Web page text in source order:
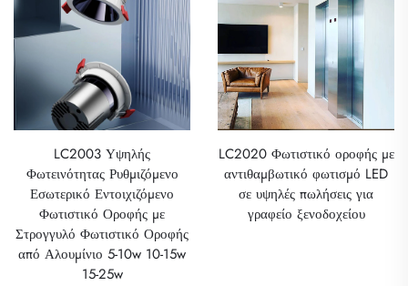
LC2003 Υψηλής
Φωτεινότητας Ρυθμιζόμενο
Εσωτερικό Εντοιχιζόμενο
Φωτιστικό Οροφής με
Στρογγυλό Φωτιστικό Οροφής
από Αλουμίνιο 5-10w 10-15w
15-25w
LC2020 Φωτιστικό οροφής με
αντιθαμβωτικό φωτισμό LED
σε υψηλές πωλήσεις για
γραφείο ξενοδοχείου